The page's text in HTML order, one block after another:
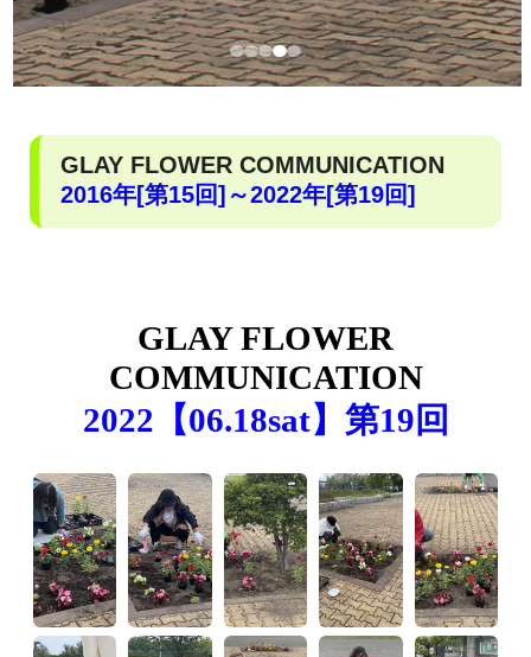
GLAY FLOWER COMMUNICATION
2016年[第15回]～2022年[第19回]
GLAY FLOWER
COMMUNICATION
2022【06.18sat】第19回